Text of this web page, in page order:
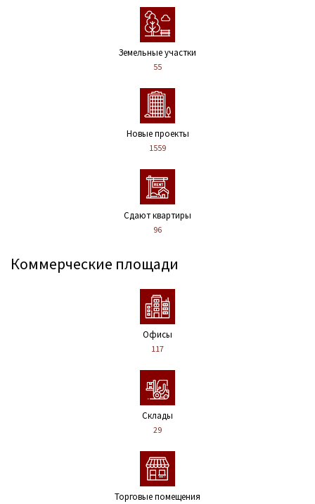
Земельные участки
55
Новые проекты
1559
Сдают квартиры
96
Коммерческие площади
Офисы
117
Склады
29
Торговые помещения